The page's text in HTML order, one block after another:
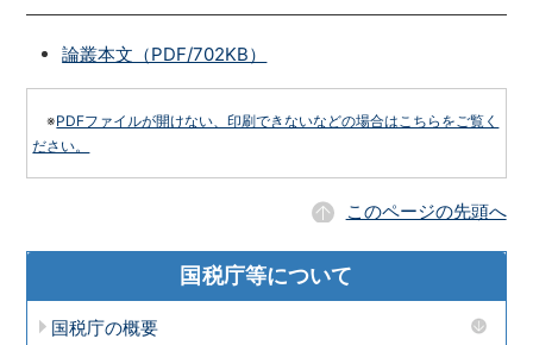
論叢本文（PDF/702KB）
※PDFファイルが開けない、印刷できないなどの場合はこちらをご覧く
ださい。
このページの先頭へ
国税庁等について
国税庁の概要